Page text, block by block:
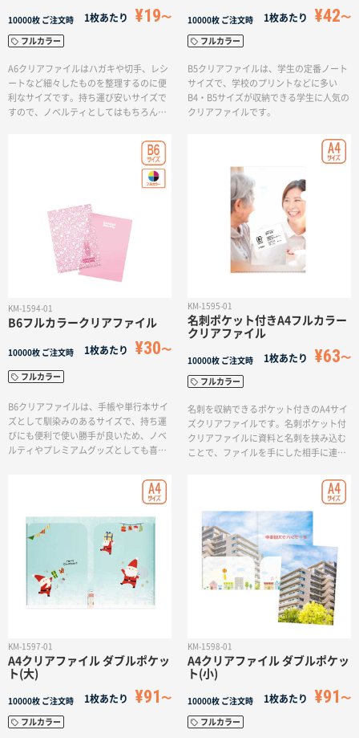
10000枚 ご注文時 1枚あたり ¥19
フルカラー
A6クリアファイルはハガキや切手、レシ
ートなど細々したものを整理するのに便
利なサイズです。持ち運び安いサイズで
すので、ノベルティとしてはもちろんプ
10000枚 ご注文時 1枚あたり ¥42
フルカラー
B5クリアファイルは、学生の定番ノート
サイズで、学校のプリントなどに多い
B4・B5サイズが収納できる学生に人気の
クリアファイルです。
KM-1594-01
B6フルカラークリアファイル
10000枚 ご注文時 1枚あたり ¥30
フルカラー
B6クリアファイルは、手帳や単行本サイ
ズとして馴染みのあるサイズで、持ち運
びにも便利で使い勝手が良いため、ノベ
ルティやプレミアムグッズとしても喜ば
ザインを印刷して、オリジナルグッズ、
キャラクターグッズ、企業のノベルティ
KM-1595-01
名刺ポケット付きA4フルカラー
クリアファイル
10000枚 ご注文時 1枚あたり ¥63
フルカラー
名刺を収納できるポケット付きのA4サイ
ズクリアファイルです。名刺ポケット付
クリアファイルに資料と名刺を挟み込む
ことで、ファイルを手にした相手に連絡
お客様が資料を見ている時に担当者の連
絡先がすぐにわかるので、お客様からの
ちょっとした連絡を逃しません！会社説
明会やセミナー案内など、様々なビジネ
スシーンで効果的にご活用いただけま
す。
KM-1597-01
A4クリアファイル ダブルポケッ
ト(大)
10000枚 ご注文時 1枚あたり ¥91
フルカラー
KM-1598-01
A4クリアファイル ダブルポケッ
ト(小)
10000枚 ご注文時 1枚あたり ¥91
フルカラー